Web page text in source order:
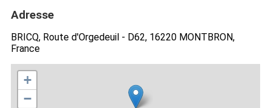
Adresse
BRICQ, Route d'Orgedeuil - D62, 16220 MONTBRON,
France
+
−